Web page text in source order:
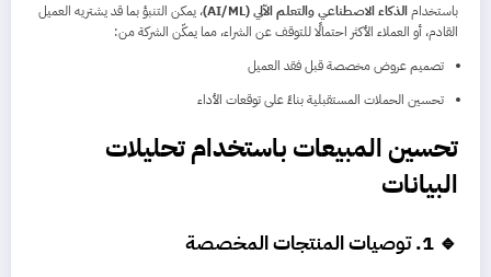
باستخدامالذكاء الاصطناعي والتعلم الآلي (AI/ML)
، يمكن التنبؤ بما قد يشتريه العميل
القادم، أو العملاء الأكثر احتمالًا للتوقف عن الشراء، مما يمكّن الشركة من:
تصميم عروض مخصصة قبل فقد العميل
تحسين الحملات المستقبلية بناءً على توقعات الأداء
تحسين المبيعات باستخدام تحليلات
البيانات
🔹 1. توصيات المنتجات المخصصة